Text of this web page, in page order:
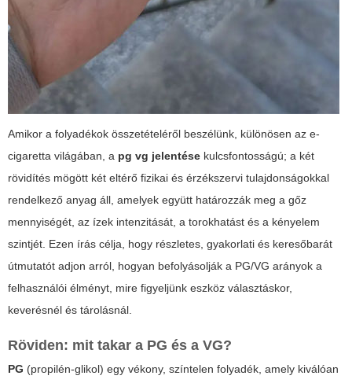
Amikor a folyadékok összetételéről beszélünk, különösen az e-
cigaretta világában, a pg vg jelentése kulcsfontosságú; a két
rövidítés mögött két eltérő fizikai és érzékszervi tulajdonságokkal
rendelkező anyag áll, amelyek együtt határozzák meg a gőz
mennyiségét, az ízek intenzitását, a torokhatást és a kényelem
szintjét. Ezen írás célja, hogy részletes, gyakorlati és keresőbarát
útmutatót adjon arról, hogyan befolyásolják a PG/VG arányok a
felhasználói élményt, mire figyeljünk eszköz választáskor,
keverésnél és tárolásnál.
Röviden: mit takar a PG és a VG?
PG (propilén-glikol) egy vékony, színtelen folyadék, amely kiválóan